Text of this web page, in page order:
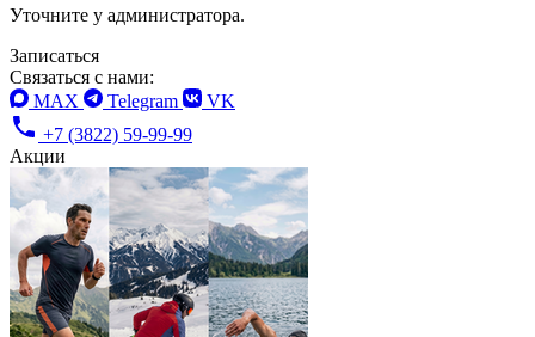
Уточните у администратора.
Записаться
Связаться с нами:
MAX
Telegram
VK
+7 (3822) 59-99-99
Акции